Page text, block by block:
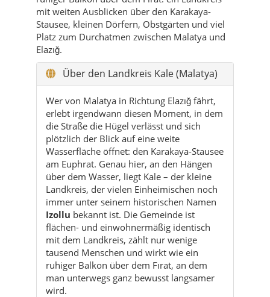
mit weiten Ausblicken über den Karakaya-
Stausee, kleinen Dörfern, Obstgärten und viel
Platz zum Durchatmen zwischen Malatya und
Elazığ.
Über den Landkreis Kale (Malatya)
Wer von Malatya in Richtung Elazığ fährt,
erlebt irgendwann diesen Moment, in dem
die Straße die Hügel verlässt und sich
plötzlich der Blick auf eine weite
Wasserfläche öffnet: den Karakaya-Stausee
am Euphrat. Genau hier, an den Hängen
über dem Wasser, liegt Kale – der kleine
Landkreis, der vielen Einheimischen noch
immer unter seinem historischen Namen
Izollu bekannt ist. Die Gemeinde ist
flächen- und einwohnermäßig identisch
mit dem Landkreis, zählt nur wenige
tausend Menschen und wirkt wie ein
ruhiger Balkon über dem Fırat, an dem
man unterwegs ganz bewusst langsamer
wird.